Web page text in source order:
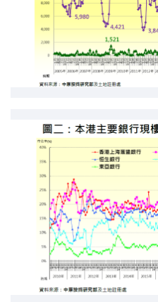
轉按計算
置業預算
供款年期計算
印花稅計算
免費物業估價
下載中心
按揭全面睇
新聞/研究